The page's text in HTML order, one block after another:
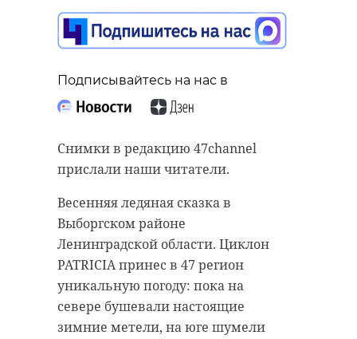
Подписывайтесь на нас в
Снимки в редакцию 47channel
прислали наши читатели.
Весенняя ледяная сказка в
Выборгском районе
Ленинградской области. Циклон
PATRICIA принес в 47 регион
уникальную погоду: пока на
севере бушевали настоящие
зимние метели, на юге шумели